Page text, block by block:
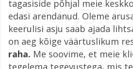
tagasiside põhjal meie
edasi arendanud. Oleme
keerulisi asju saab ajada
on aeg kõige väärtuslikum
raha. Me soovime, et meie
tegelema tegevustega, mis